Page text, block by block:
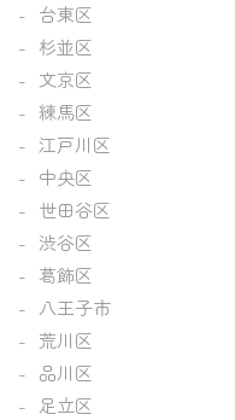
台東区
杉並区
文京区
練馬区
江戸川区
中央区
世田谷区
渋谷区
葛飾区
八王子市
荒川区
品川区
足立区